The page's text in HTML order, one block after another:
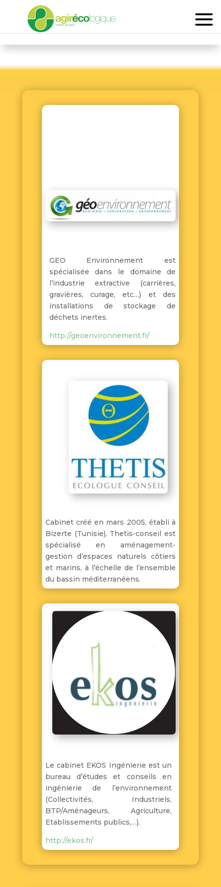
GEO Environnement est
spécialisée dans le domaine de
l’industrie extractive (carrières,
gravières, curage, etc…) et des
installations de stockage de
déchets inertes.
http://geoenvironnement.fr/
Cabinet créé en mars 2005, établi à
Bizerte (Tunisie), Thetis-conseil est
spécialisé en aménagement-
gestion d’espaces naturels côtiers
et marins, à l’échelle de l’ensemble
du bassin méditerranéens.
Le cabinet EKOS Ingénierie est un
bureau d’études et conseils en
ingénierie de l’environnement
(Collectivités, Industriels,
BTP/Aménageurs, Agriculture,
Etablissements publics,…).
http://ekos.fr/